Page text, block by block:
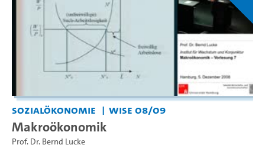
Sozialökonomie WiSe 08/09
Makroökonomik
Prof. Dr. Bernd Lucke